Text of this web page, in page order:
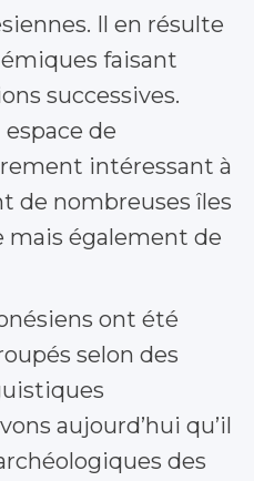
Il en résulte
faisant
successives.
espace de
intéressant à
de nombreuses îles
mais également de
ont été
selon des
aujourd’hui qu’il
des